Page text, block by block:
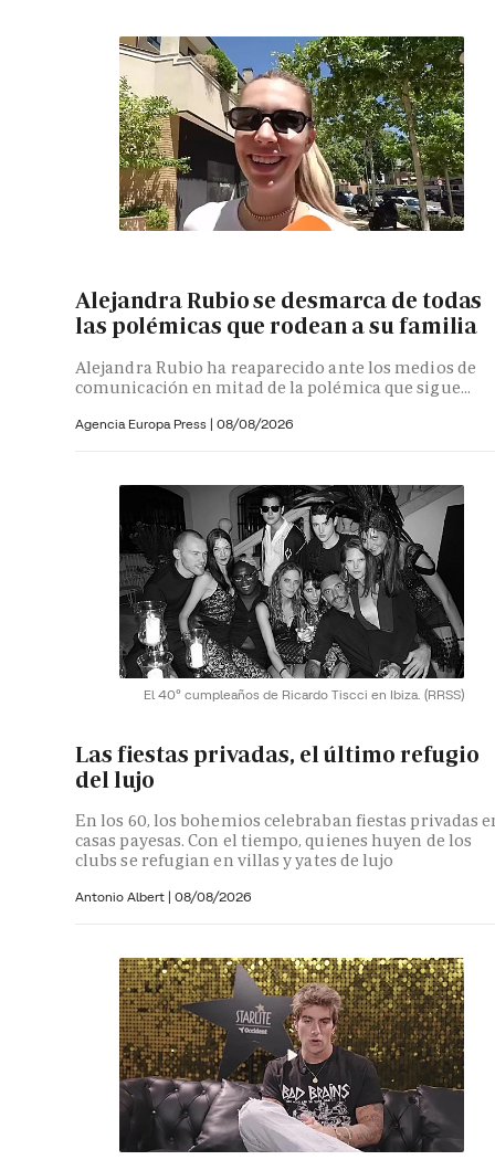
Alejandra Rubio se desmarca de todas
las polémicas que rodean a su familia
Alejandra Rubio ha reaparecido ante los medios de
comunicación en mitad de la polémica que sigue...
Agencia Europa Press | 08/08/2026
El 40º cumpleaños de Ricardo Tiscci en Ibiza. (RRSS)
Las fiestas privadas, el último refugio
del lujo
En los 60, los bohemios celebraban fiestas privadas
casas payesas. Con el tiempo, quienes huyen de los
clubs se refugian en villas y yates de lujo
Antonio Albert | 08/08/2026